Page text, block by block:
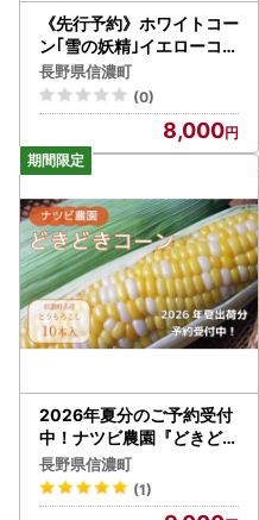
《先行予約》ホワイトコー
ン｢雪の妖精｣イエローコー
ン｢ゴールドラッシュ｣ 5本
セット 生で食べられる と
うもろこし 令和8年8月限
定出荷 ファームかずと【
長野県信濃町ふるさと納税
】
長野県信濃町
(0)
8,000
2026年夏分のご予約受付
中！ナツビ農園『どきどき
コーン』10本セット（約4
.5kg）信濃町名産とうも
ろこし／白と黄色のバイカ
長野県信濃町
(1)